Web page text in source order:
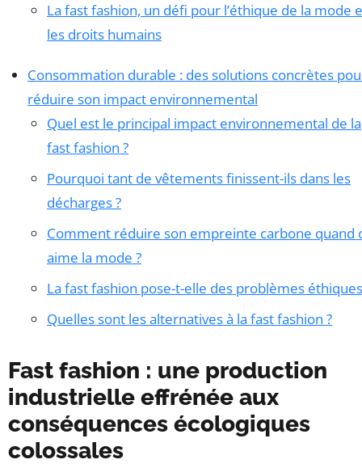
La fast fashion, un défi pour l’éthique de la mode
les droits humains
Consommation durable : des solutions concrètes
réduire son impact environnemental
Quel est le principal impact environnemental de la
fast fashion ?
Pourquoi tant de vêtements finissent-ils dans les
décharges ?
Comment réduire son empreinte carbone quand
aime la mode ?
La fast fashion pose-t-elle des problèmes
Quelles sont les alternatives à la fast fashion ?
Fast fashion : une production
industrielle effrénée aux
conséquences écologiques
colossales